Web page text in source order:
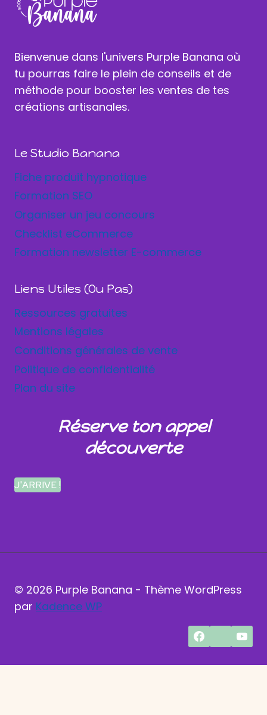
Bienvenue dans l'univers Purple Banana où
tu pourras faire le plein de conseils et de
méthode pour booster les ventes de tes
créations artisanales.
Le Studio Banana
Fiche produit hypnotique
Formation SEO
Organiser un jeu concours
Checklist eCommerce
Formation newsletter E-commerce
Liens Utiles (ou Pas)
Ressources gratuites
Mentions légales
Conditions générales de vente
Politique de confidentialité
Plan du site
Réserve ton appel
découverte
J'ARRIVE !
© 2026 Purple Banana - Thème WordPress
par Kadence WP